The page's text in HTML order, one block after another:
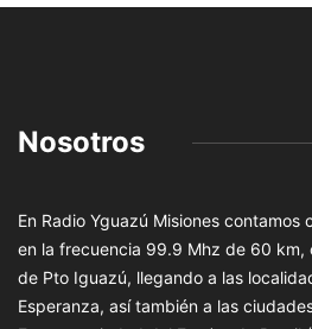
Nosotros
En Radio Yguazú Misiones
en la frecuencia 99.9 Mhz de 60
de Pto Iguazú, llegando a las
Esperanza, así también a las